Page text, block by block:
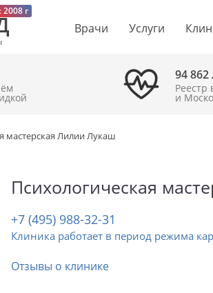
2008 г
Врачи Услуги
94
Реестр
и
мастерская Лилии Лукаш
Психологическая
+7 (495) 988-32-31
Клиника работает в период режима
Отзывы о клинике